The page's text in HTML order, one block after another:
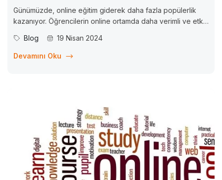
Günümüzde, online eğitim giderek daha fazla popülerlik
kazanıyor. Öğrencilerin online ortamda daha verimli ve etkili
araçlar ve platformlar kullanılmaktadır. Bu makalede, online
eğitimde başarı için etkili çevrimiçi araçları ve Vitamin Kurs
Blog 19 Nisan 2024
Devamını Oku